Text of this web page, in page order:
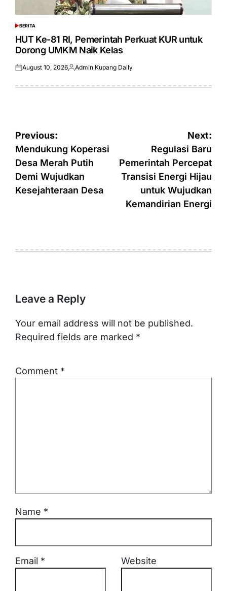
POSTED
IN
BERITA
HUT Ke-81 RI, Pemerintah Perkuat KUR untuk
Dorong UMKM Naik Kelas
Posted
August 10, 2026Posted
Admin Kupang Daily
Post
navigation
Previous:
Mendukung Koperasi
Desa Merah Putih
Demi Wujudkan
Kesejahteraan Desa
Next:
Regulasi Baru
Pemerintah Percepat
Transisi Energi Hijau
untuk Wujudkan
Kemandirian Energi
Leave a Reply
Your email address will not be published.
Required fields are marked *
Comment *
Name *
Email * Website